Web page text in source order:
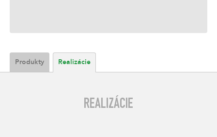
Produkty Realizácie
REALIZÁCIE